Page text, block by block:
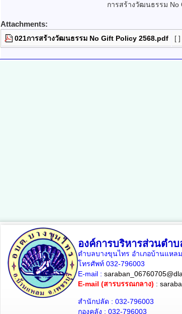
การสร้างวัฒนธรรม No
Attachments:
021การสร้างวัฒนธรรม No Gift Policy 2568.pdf [ ]
องค์การบริหารส่วนตำ
ตำบลบางขุนไทร อำเภอบ้านแหล
โทรศัพท์ 032-796003
E-mail :
E-mail (สารบรรณกลาง) :
สำนักปลัด : 032-796003
กองคลัง : 032-796003